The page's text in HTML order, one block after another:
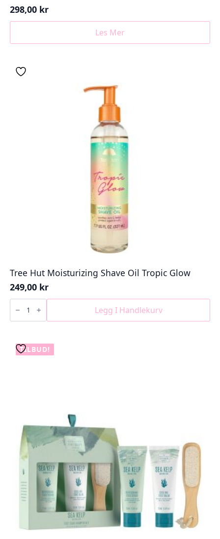
298,00 kr
Les Mer
Tree Hut Moisturizing Shave Oil Tropic Glow
249,00 kr
Tree
Hut
Moisturizing
Shave
Glow
antall
Legg I Handlekurv
TILBUD!